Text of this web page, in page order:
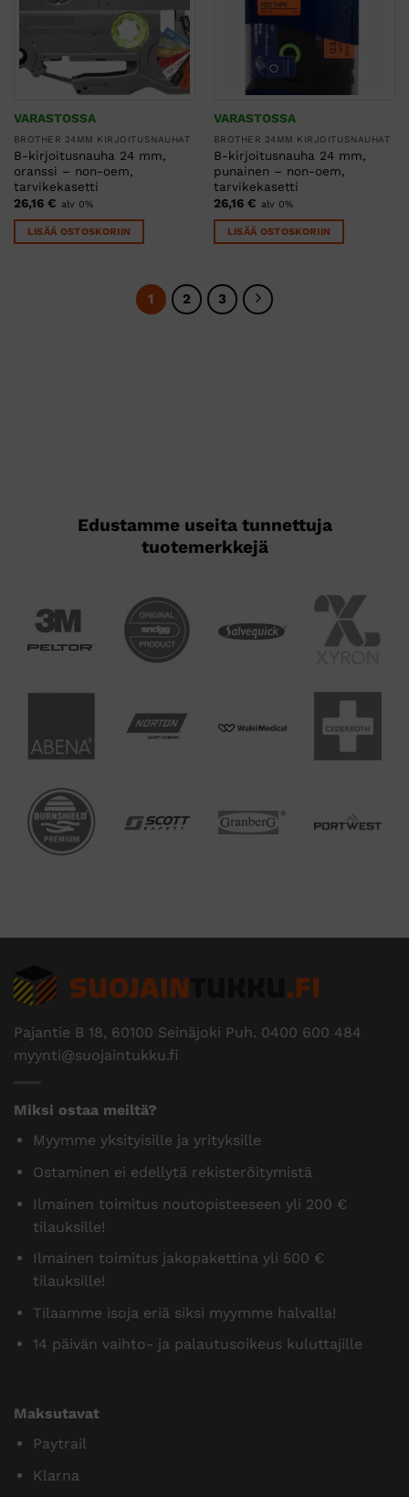
VARASTOSSA
BROTHER 24MM KIRJOITUSNAUHAT
B-kirjoitusnauha 24 mm,
oranssi – non-oem,
tarvikekasetti
26,16 € alv 0%
LISÄÄ OSTOSKORIIN
VARASTOSSA
BROTHER 24MM KIRJOITUSNAUHAT
B-kirjoitusnauha 24 mm,
punainen – non-oem,
tarvikekasetti
26,16 € alv 0%
LISÄÄ OSTOSKORIIN
1 2 3
Edustamme useita tunnettuja
tuotemerkkejä
Pajantie B 18, 60100 Seinäjoki Puh. 0400 600 484
myynti@suojaintukku.fi
Miksi ostaa meiltä?
Myymme yksityisille ja yrityksille
Ostaminen ei edellytä rekisteröitymistä
Ilmainen toimitus noutopisteeseen yli 200 €
tilauksille!
Ilmainen toimitus jakopakettina yli 500 €
tilauksille!
Tilaamme isoja eriä siksi myymme halvalla!
14 päivän vaihto- ja palautusoikeus kuluttajille
Maksutavat
Paytrail
Klarna